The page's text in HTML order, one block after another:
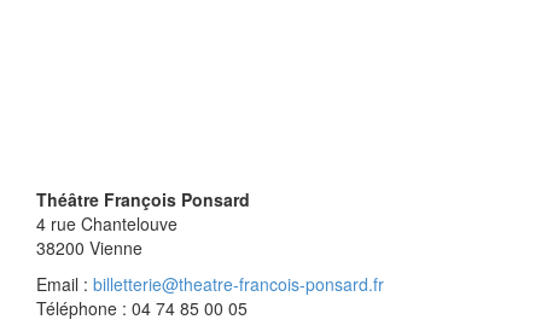
Théâtre François Ponsard
4 rue Chantelouve
38200 Vienne
Email : billetterie@theatre-francois-ponsard.fr
Téléphone : 04 74 85 00 05